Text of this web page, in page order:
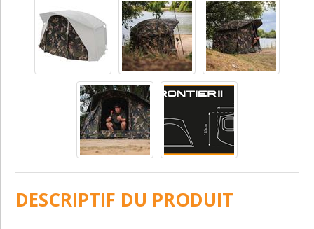
DESCRIPTIF DU PRODUIT